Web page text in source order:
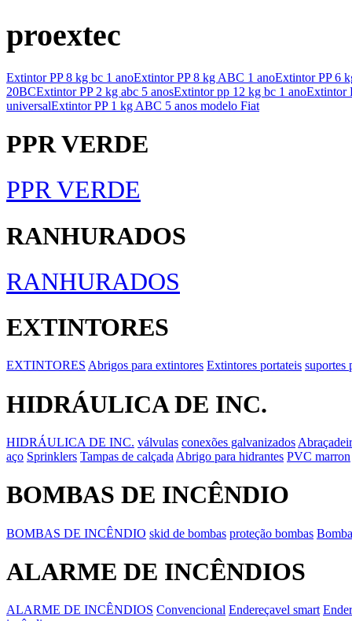
proextec
Extintor PP 8 kg bc 1 anoExtintor PP 8 kg ABC 1 anoExtintor PP 6
20BCExtintor PP 2 kg abc 5 anosExtintor pp 12 kg bc 1 anoExtintor
universalExtintor PP 1 kg ABC 5 anos modelo Fiat
PPR VERDE
PPR VERDE
RANHURADOS
RANHURADOS
EXTINTORES
EXTINTORES Abrigos para extintores Extintores portateis suportes
HIDRÁULICA DE INC.
HIDRÁULICA DE INC. válvulas conexões galvanizados
aço Sprinklers Tampas de calçada Abrigo para hidrantes PVC marron
BOMBAS DE INCÊNDIO
BOMBAS DE INCÊNDIO skid de bombas proteção bombas
ALARME DE INCÊNDIOS
ALARME DE INCÊNDIOS Convencional Endereçavel smart